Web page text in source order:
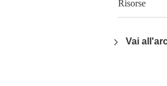
Risorse
Vai